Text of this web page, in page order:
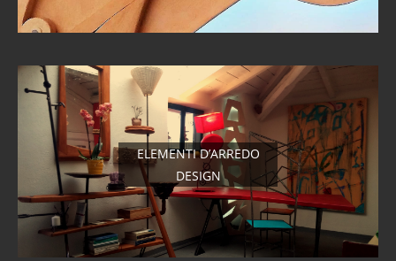
ELEMENTI D’ARREDO
DESIGN